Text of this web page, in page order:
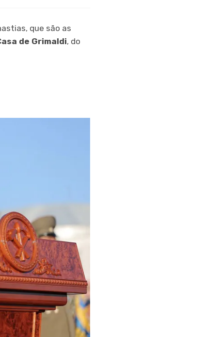
que são as
de Grimaldi, do